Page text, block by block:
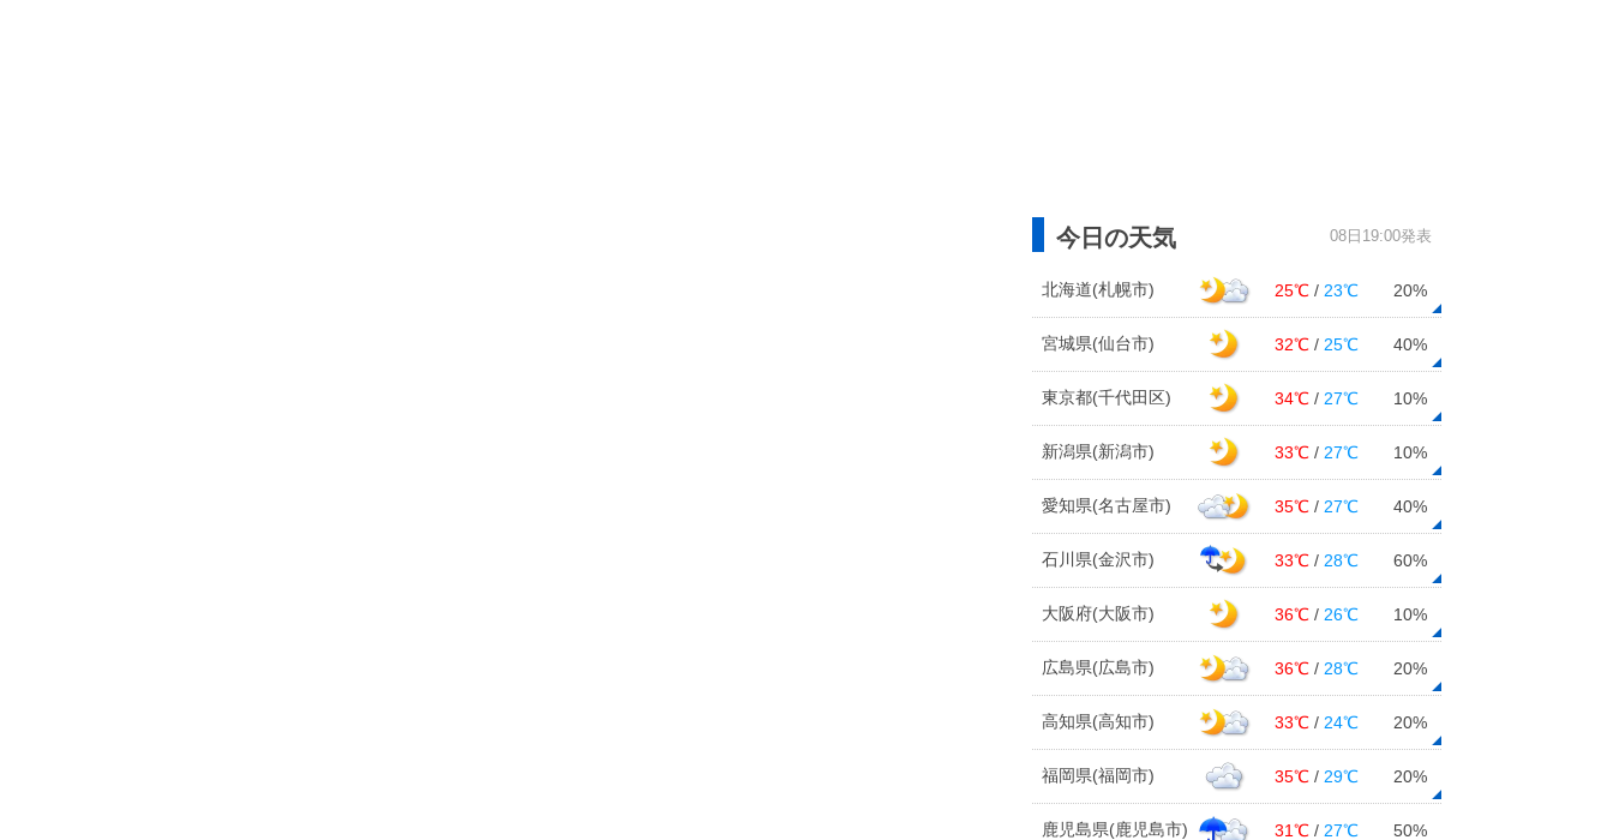
今日の天気 08日19:00発表
北海道(札幌市) 25℃ / 23℃ 20%
宮城県(仙台市) 32℃ / 25℃ 40%
東京都(千代田区) 34℃ / 27℃ 10%
新潟県(新潟市) 33℃ / 27℃ 10%
愛知県(名古屋市) 35℃ / 27℃ 40%
石川県(金沢市) 33℃ / 28℃ 60%
大阪府(大阪市) 36℃ / 26℃ 10%
広島県(広島市) 36℃ / 28℃ 20%
高知県(高知市) 33℃ / 24℃ 20%
福岡県(福岡市) 35℃ / 29℃ 20%
鹿児島県(鹿児島市) 31℃ / 27℃ 50%